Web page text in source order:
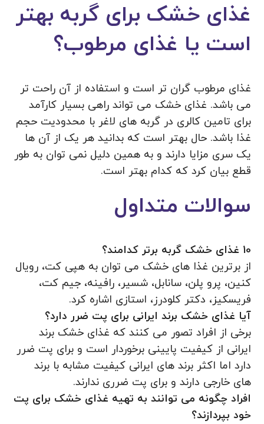
غذای خشک برای گربه بهتر
است یا غذای مرطوب؟
غذای مرطوب گران‌ تر است و استفاده از آن راحت تر
می باشد. غذای خشک می تواند راهی بسیار کارآمد
برای تامین کالری در گربه های لاغر با محدودیت حجم
غذا باشد. حال بهتر است که بدانید هر یک از آن ها
یک سری مزایا دارند و به همین دلیل نمی‌ توان به طور
قطع بیان کرد که کدام بهتر است.
سوالات متداول
10 غذای خشک گربه برتر کدامند؟
از برترین غذا های خشک می توان به هپی کت، رویال
کنین، پرو پلن، سانابل، شسیر، رافینه، جیم کت،
فریسکیز، دکتر کلودرز، استازی اشاره کرد.
آیا غذای خشک برند ایرانی برای پت ضرر دارد؟
برخی از افراد تصور می کنند که غذای خشک برند
ایرانی از کیفیت پایینی برخوردار است و برای پت ضرر
دارد اما اکثر برند های ایرانی کیفیت مشابه با برند
های خارجی دارند و برای پت ضرری ندارند.
افراد چگونه می توانند به تهیه غذای خشک برای پت
خود بپردازند؟